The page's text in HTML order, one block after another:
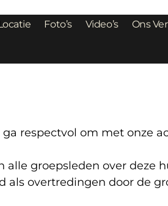
Foto’s Video’s Ons
respectvol om met onze
groepsleden over deze
overtredingen door de